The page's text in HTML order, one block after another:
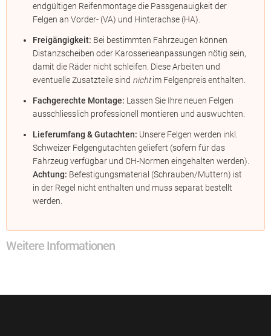
endgültigen Reifenmontage die Passgenauigkeit der
Felgen an Vorder- (VA) und Hinterachse (HA).
Freigängigkeit: Bei bestimmten Fahrzeugen können
Distanzscheiben oder Karosserieanpassungen nötig sein,
damit die Räder nicht schleifen. Diese Arbeiten und
eventuelle Zusatzteile sind nichtim Felgenpreis enthalten.
Fachgerechte Montage: Lassen Sie Ihre neuen Felgen
ausschliesslich professionell montieren und auswuchten.
Lieferumfang & Gutachten: Unsere Felgen werden inkl.
Schweizer Felgengutachten geliefert (sofern für das
Fahrzeug verfügbar und CH-Normen eingehalten werden).
Achtung: Befestigungsmaterial (Schrauben/Muttern) ist
in der Regel nicht enthalten und muss separat bestellt
werden.
Weitere Informationen